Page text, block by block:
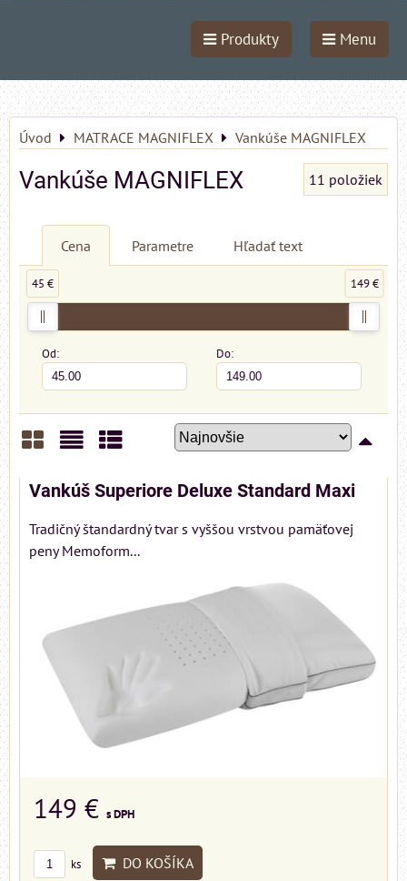
Produkty Menu
Úvod MATRACE MAGNIFLEX Vankúše MAGNIFLEX
Vankúše MAGNIFLEX 11 položiek
Cena Parametre Hľadať text
Od: Do:
45 € 149 €
Mriežka
Vankúš Superiore Deluxe Standard Maxi
Tradičný štandardný tvar s vyššou vrstvou pamäťovej
peny Memoform...
149 € s DPH
ks DO KOŠÍKA